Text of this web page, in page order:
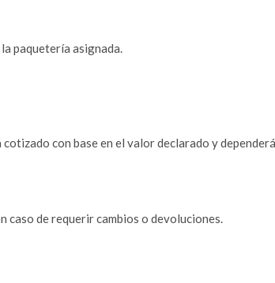
paquetería asignada.
con base en el valor declarado y
caso de requerir cambios o devoluciones.